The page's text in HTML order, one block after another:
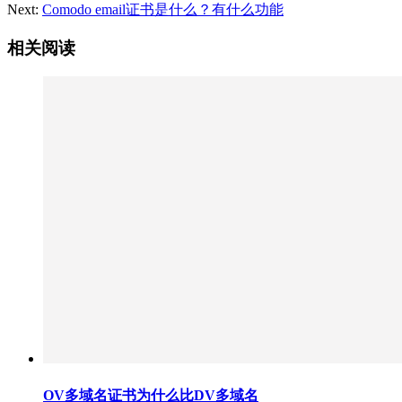
Next: Comodo email证书是什么？有什么功能
相关阅读
OV多域名证书为什么比DV多域名